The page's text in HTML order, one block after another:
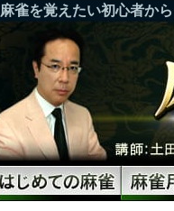
麻雀を覚えたい初心者か